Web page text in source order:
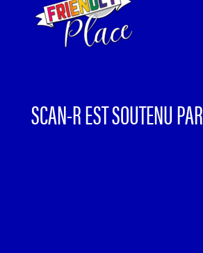
SCAN-R EST SOUTENU PAR